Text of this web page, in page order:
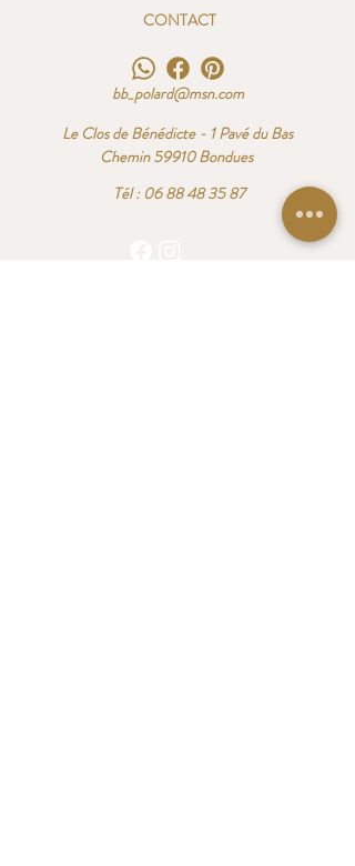
CONTACT
bb_polard@msn.com
Le Clos de Bénédicte - 1 Pavé du Bas
Chemin 59910 Bondues
Tél : 06 88 48 35 87